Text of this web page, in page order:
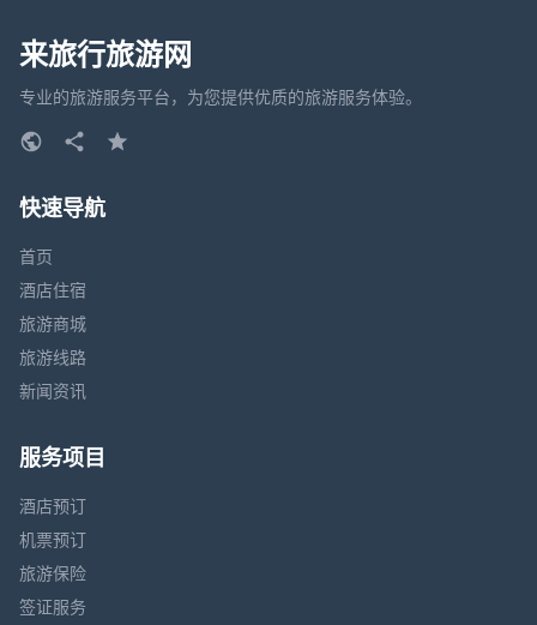
来旅行旅游网
专业的旅游服务平台，为您提供优质的旅游服务体验。
快速导航
首页
酒店住宿
旅游商城
旅游线路
新闻资讯
服务项目
酒店预订
机票预订
旅游保险
签证服务